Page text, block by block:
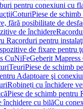
pentru conexiuni cu
CoturiPiese de
fără posibilitate de
de închidere
Racorduri pentru
de fixare pentru
CuNiFeGeberit
TeuriPiese de schimb
Adaptoare şi
Robineți cu închidere
Piese de schimb pentru
închidere cu bilăCu